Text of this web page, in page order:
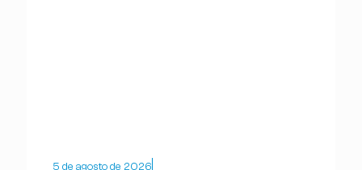
5 de agosto de 2026